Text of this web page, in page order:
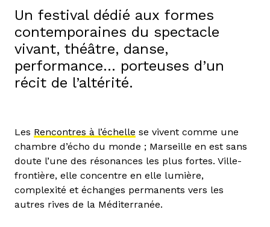
Un festival dédié aux formes
contemporaines du spectacle
vivant, théâtre, danse,
performance… porteuses d’un
récit de l’altérité.
Les Rencontres à l’échelle se vivent comme une
chambre d’écho du monde ; Marseille en est sans
doute l’une des résonances les plus fortes. Ville-
frontière, elle concentre en elle lumière,
complexité et échanges permanents vers les
autres rives de la Méditerranée.